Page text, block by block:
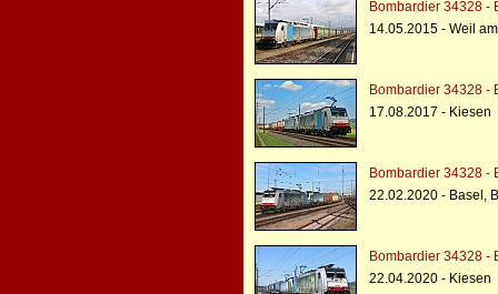
Bombardier 34328 -
14.05.2015 - Weil
Bombardier 34328 -
17.08.2017 - Kiesen
Bombardier 34328 -
22.02.2020 - Basel,
Bombardier 34328 -
22.04.2020 - Kiesen